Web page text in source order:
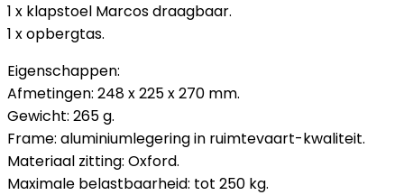
1 x klapstoel Marcos draagbaar.
1 x opbergtas.
Eigenschappen:
Afmetingen: 248 x 225 x 270 mm.
Gewicht: 265 g.
Frame: aluminiumlegering in ruimtevaart-kwaliteit.
Materiaal zitting: Oxford.
Maximale belastbaarheid: tot 250 kg.